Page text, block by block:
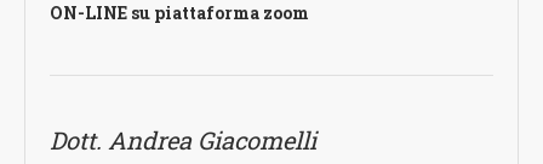
ON-LINE su piattaforma zoom
Dott. Andrea Giacomelli